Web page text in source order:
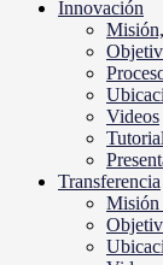
Innovación
Videos
Transferencia
Misión